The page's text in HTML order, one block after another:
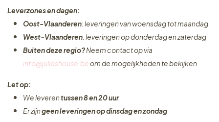
Leverzones en dagen:
Oost-Vlaanderen: leveringen van woensdag tot maandag
West-Vlaanderen: leveringen op donderdag en zaterdag
Buiten deze regio?Neem contact op via
info@julieshouse.beom de mogelijkheden te bekijken
Let op:
We leverentussen 8 en 20 uur
Er zijngeen leveringenop dinsdag en zondag